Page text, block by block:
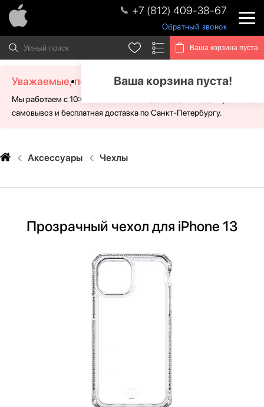
+7 (812) 409-38-67
Обратный звонок
Ваша корзина пуста
Ваша корзина пуста!
Уважаемые, посетители!
Мы работаем с 10:00 - 21:00 без выходных. Для Вас доступен
самовывоз и бесплатная доставка по Санкт-Петербургу.
Аксессуары Чехлы
Прозрачный чехол для iPhone 13